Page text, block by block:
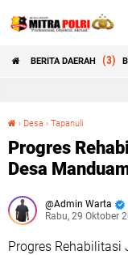
BERITA DAERAH (3)
› Desa › Tapanuli
Progres
Desa
Admin Warta
Rabu, 29 Oktober
Progres Rehabilitasi